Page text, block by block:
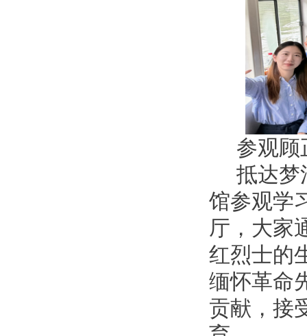
参观顾
抵达梦
馆参观学
厅，大家
红烈士的
缅怀革命
贡献，接